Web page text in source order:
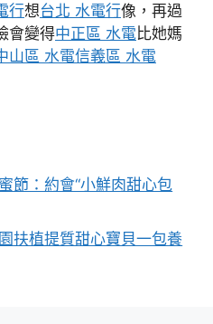
行想台北 水電行像，再過
會變得中正區 水電比她媽
山區 水電信義區 水電
節：約會“小鮮肉甜心包
扶植提質甜心寶貝一包養